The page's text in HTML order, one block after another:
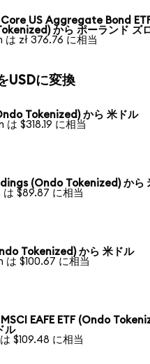
US Aggregate Bond
から ポーランド ズ
は zł 376.76 に相当
USDに変換
Tokenized) から 米ドル
は $318.19 に相当
(Ondo Tokenized) から
は $89.87 に相当
Tokenized) から 米ドル
は $100.67 に相当
EAFE ETF (Ondo
ル
$109.48 に相当